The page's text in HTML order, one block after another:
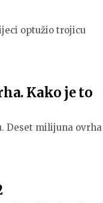
optužio trojicu
Kako je to
Deset milijuna ovrha